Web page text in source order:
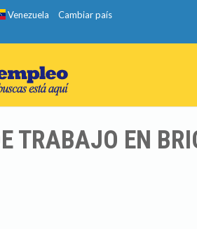
Venezuela Cambiar país
TRABAJO EN